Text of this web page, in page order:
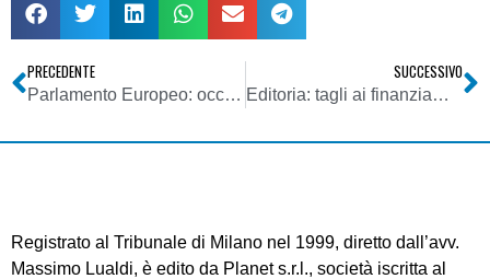
PRECEDENTE
Parlamento Europeo: occorre difendere il pluralismo dei mezzi d’informazione
SUCCESSIVO
Editoria: tagli ai finanziamenti. Fondi erogati secondo l’andamento dei conti dello Stato
Registrato al Tribunale di Milano nel 1999, diretto dall’avv.
Massimo Lualdi, è edito da Planet s.r.l., società iscritta al